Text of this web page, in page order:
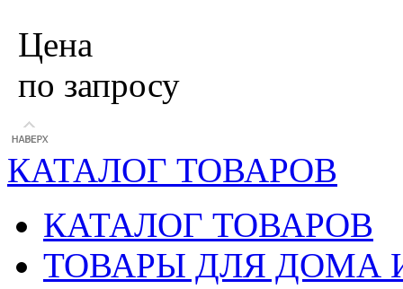
Цена
по запросу
КАТАЛОГ ТОВАРОВ
КАТАЛОГ ТОВАРОВ
ТОВАРЫ ДЛЯ ДОМА